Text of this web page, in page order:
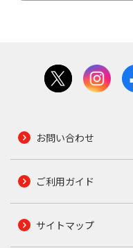
お問い合わせ
ご利用ガイド
サイトマップ